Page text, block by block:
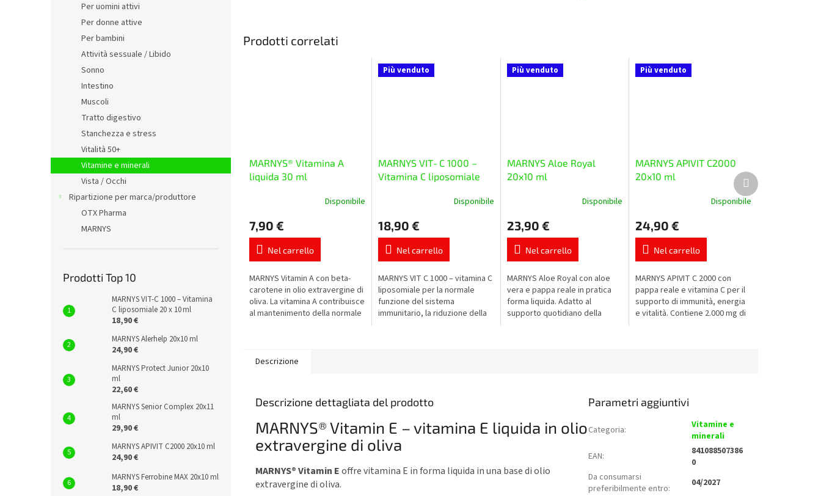
Per uomini attivi
Per donne attive
Per bambini
Attività sessuale / Libido
Sonno
Intestino
Muscoli
Tratto digestivo
Stanchezza e stress
Vitalità 50+
Vitamine e minerali
Vista / Occhi
Ripartizione per marca/produttore
OTX Pharma
MARNYS
Prodotti Top 10
MARNYS VIT‑C 1000 – Vitamina
C liposomiale 20 x 10 ml
18,90 €
MARNYS Alerhelp 20x10 ml
24,90 €
MARNYS Protect Junior 20x10
ml
22,60 €
MARNYS Senior Complex 20x11
ml
29,90 €
MARNYS APIVIT C2000 20x10 ml
24,90 €
MARNYS Ferrobine MAX 20x10 ml
18,90 €
Prodotti correlati
MARNYS® Vitamina A
liquida 30 ml
media
del
prodotto
è
5,0
su
5
stelle.
Disponibile
7,90 €
Nel carrello
MARNYS Vitamin A con beta-
carotene in olio extravergine di
oliva. La vitamina A contribuisce
al mantenimento della normale
Più venduto
MARNYS VIT‑C 1000 –
Vitamina C liposomiale
media
del
prodotto
è
5,0
su
5
stelle.
Disponibile
18,90 €
Nel carrello
MARNYS VIT C 1000 – vitamina C
liposomiale per la normale
funzione del sistema
immunitario, la riduzione della
Più venduto
MARNYS Aloe Royal
20x10 ml
media
del
prodotto
è
5,0
su
5
stelle.
Disponibile
23,90 €
Nel carrello
MARNYS Aloe Royal con aloe
vera e pappa reale in pratica
forma liquida. Adatto al
supporto quotidiano della
Più venduto
MARNYS APIVIT C2000
20x10 ml
media
del
prodotto
è
5,0
su
5
stelle.
Disponibile
24,90 €
Nel carrello
MARNYS APIVIT C 2000 con
pappa reale e vitamina C per il
supporto di immunità, energia
e vitalità. Contiene 2.000 mg di
Prodotto
successivo
Descrizione
Descrizione dettagliata del prodotto
MARNYS® Vitamin E – vitamina E liquida in olio
extravergine di oliva
MARNYS® Vitamin Eoffre vitamina E in forma liquida in una base di olio
extravergine di oliva.
Parametri aggiuntivi
Categoria:
Vitamine e
minerali
EAN:
841088507386
0
Da consumarsi
preferibilmente entro: 04/2027